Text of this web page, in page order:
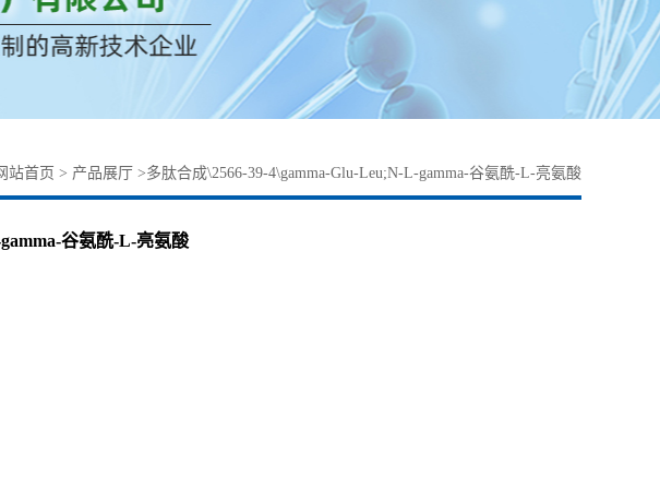
站首页 > 产品展厅 >多肽合成\2566-39-4\gamma-Glu-Leu;N-L-gamma-谷氨酰-L-亮氨酸
谷氨酰-L-亮氨酸